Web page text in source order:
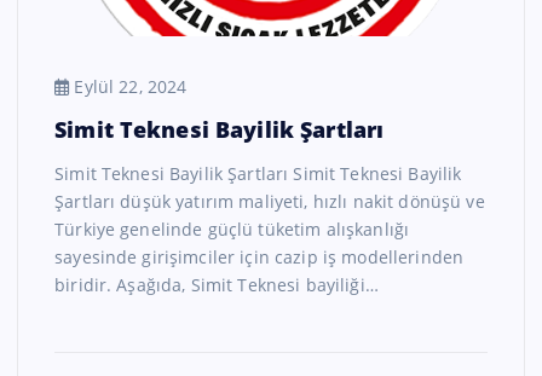
Eylül 22, 2024
Simit Teknesi Bayilik Şartları
Simit Teknesi Bayilik Şartları Simit Teknesi Bayilik
Şartları düşük yatırım maliyeti, hızlı nakit dönüşü ve
Türkiye genelinde güçlü tüketim alışkanlığı
sayesinde girişimciler için cazip iş modellerinden
biridir. Aşağıda, Simit Teknesi bayiliği…